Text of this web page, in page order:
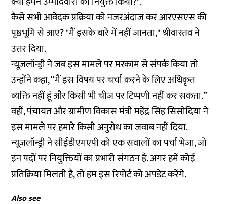
कैसे सभी आवेदक प्रक्रिया को नजरअंदाज कर आरएसएस की
पृष्ठभूमि से आए? "मैं इसके बारे में नहीं जानता," श्रीवास्तव ने
उत्तर दिया.
न्यूज़लॉन्ड्री ने जब इस मामले पर मरकाम से संपर्क किया तो
उन्होंने कहा, “मैं इस विषय पर चर्चा करने के लिए अधिकृत
व्यक्ति नहीं हूं और किसी भी चीज पर टिप्पणी नहीं कर सकता.”
वहीं, पंचायत और ग्रामीण विकास मंत्री महेंद्र सिंह सिसोदिया ने
इस मामले पर हमारे किसी अनुरोध का जवाब नहीं दिया.
न्यूज़लॉन्ड्री ने सीईडीएमएपी को एक सवालों का पर्चा भेजा, जो
इन पदों पर नियुक्तियों का प्रभारी संगठन है. अगर हमें कोई
प्रतिक्रिया मिलती है, तो हम इस रिपोर्ट को अपडेट करेंगे.
Also see